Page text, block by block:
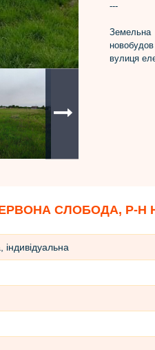
---
вулиця
СЛОБОДА, Р-Н